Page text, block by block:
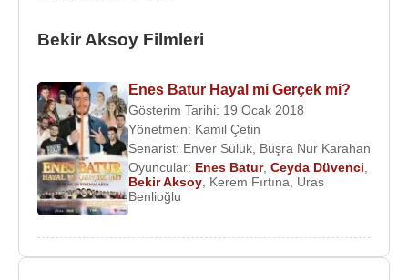
Bekir Aksoy Filmleri
Enes Batur Hayal mi Gerçek mi?
Gösterim Tarihi: 19 Ocak 2018
Yönetmen: Kamil Çetin
Senarist: Enver Sülük Büşra Nur Karahan
Oyuncular: Enes Batur, Ceyda Düvenci
Bekir Aksoy Kerem Fırtına
Uras
Benlioğlu